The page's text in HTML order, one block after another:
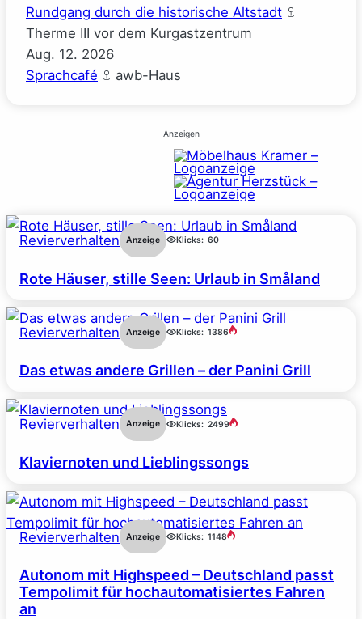
Rundgang durch die historische Altstadt
Therme III vor dem Kurgastzentrum
Aug. 12. 2026
Sprachcafé
awb-Haus
Anzeigen
Revierverhalten Anzeige Klicks: 60
Rote Häuser, stille Seen: Urlaub in Småland
Revierverhalten Anzeige Klicks: 1386
Das etwas andere Grillen – der Panini Grill
Revierverhalten Anzeige Klicks: 2499
Klaviernoten und Lieblingssongs
Revierverhalten Anzeige Klicks: 1148
Autonom mit Highspeed – Deutschland passt
Tempolimit für hochautomatisiertes Fahren
an